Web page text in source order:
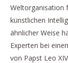
Weltorganisation
künstlichen
ähnlicher Weise
Experten bei
von Papst Leo